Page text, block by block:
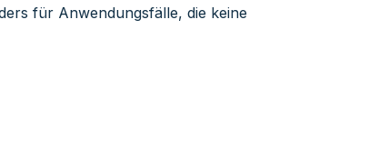
für Anwendungsfälle, die keine